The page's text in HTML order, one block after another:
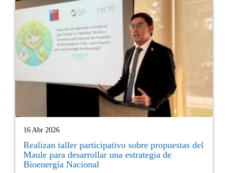
16 Abr 2026
Realizan taller participativo sobre propuestas del
Maule para desarrollar una estrategia de
Bioenergía Nacional